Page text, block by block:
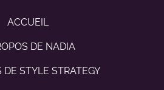
ACCUEIL
DE NADIA
DE STYLE STRATEGY